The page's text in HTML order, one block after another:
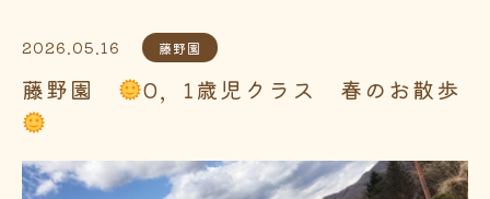
2026.05.16 藤野園
藤野園 0，1歳児クラス 春のお散歩